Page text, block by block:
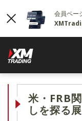
会員ペー
米・FRB
しを探る